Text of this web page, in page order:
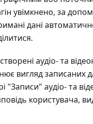
увімкнено, за
дані
створені аудіо- та
вигляд записаних
"Записи" аудіо- та
користувача,